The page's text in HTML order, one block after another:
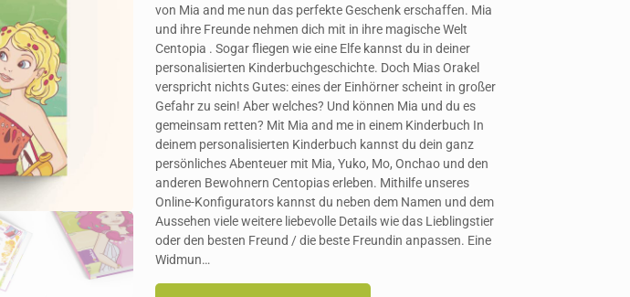
von Mia and me nun das perfekte Geschenk erschaffen. Mia
und ihre Freunde nehmen dich mit in ihre magische Welt
Centopia . Sogar fliegen wie eine Elfe kannst du in deiner
personalisierten Kinderbuchgeschichte. Doch Mias Orakel
verspricht nichts Gutes: eines der Einhörner scheint in großer
Gefahr zu sein! Aber welches? Und können Mia und du es
gemeinsam retten? Mit Mia and me in einem Kinderbuch In
deinem personalisierten Kinderbuch kannst du dein ganz
persönliches Abenteuer mit Mia, Yuko, Mo, Onchao und den
anderen Bewohnern Centopias erleben. Mithilfe unseres
Online-Konfigurators kannst du neben dem Namen und dem
Aussehen viele weitere liebevolle Details wie das Lieblingstier
oder den besten Freund / die beste Freundin anpassen. Eine
Widmun…